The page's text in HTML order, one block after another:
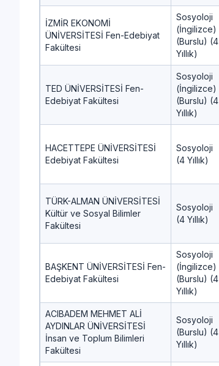
İZMİR EKONOMİ
ÜNİVERSİTESİ Fen-Edebiyat
Fakültesi
Sosyoloji
(İngilizce)
(Burslu) (4
Yıllık)
TED ÜNİVERSİTESİ Fen-
Edebiyat Fakültesi
Sosyoloji
(İngilizce)
(Burslu) (4
Yıllık)
HACETTEPE ÜNİVERSİTESİ
Edebiyat Fakültesi
Sosyoloji
(4 Yıllık)
TÜRK-ALMAN ÜNİVERSİTESİ
Kültür ve Sosyal Bilimler
Fakültesi
Sosyoloji
(4 Yıllık)
BAŞKENT ÜNİVERSİTESİ Fen-
Edebiyat Fakültesi
Sosyoloji
(İngilizce)
(Burslu) (4
Yıllık)
ACIBADEM MEHMET ALİ
AYDINLAR ÜNİVERSİTESİ
İnsan ve Toplum Bilimleri
Fakültesi
Sosyoloji
(Burslu) (4
Yıllık)